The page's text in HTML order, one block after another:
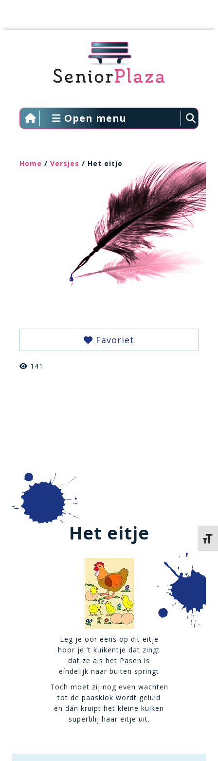
Open menu
Home / Versjes / Het eitje
Favoriet
141
Het eitje
Leg je oor eens op dit eitje
hoor je ’t kuikentje dat zingt
dat ze als het Pasen is
eíndelijk naar buiten springt
Toch moet zij nog even wachten
tot de paasklok wordt geluid
en dán kruipt het kleine kuiken
superblij haar eitje uit.